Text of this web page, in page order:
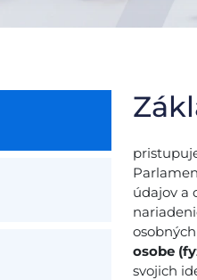
údajov a
osobe
svojich